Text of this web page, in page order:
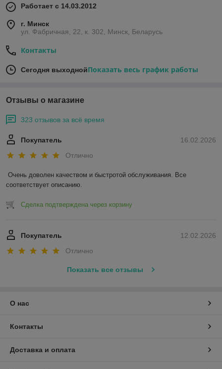
Работает с 14.03.2012
г. Минск
ул. Фабричная, 22, к. 302, Минск, Беларусь
Контакты
Сегодня выходнойПоказать весь график работы
Отзывы о магазине
323 отзывов за всё время
16.02.2026
Покупатель
Отлично
Очень доволен качеством и быстротой обслуживания. Все
соответствует описанию.
Сделка подтверждена через корзину
12.02.2026
Покупатель
Отлично
Показать все отзывы
О нас
Контакты
Доставка и оплата